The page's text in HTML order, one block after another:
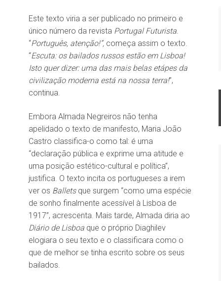
Este texto viria a ser publicado no primeiro e
único número da revista Portugal Futurista.
“Português, atenção!”, começa assim o texto.
“Escuta: os bailados russos estão em Lisboa!
Isto quer dizer: uma das mais belas etápes da
civilização moderna está na nossa terra!”,
continua.
Embora Almada Negreiros não tenha
apelidado o texto de manifesto, Maria João
Castro classifica-o como tal: é uma
“declaração pública e exprime uma atitude e
uma posição estético-cultural e política”,
justifica. O texto incita os portugueses a irem
ver os Balletsque surgem “como uma espécie
de sonho finalmente acessível à Lisboa de
1917”, acrescenta. Mais tarde, Almada diria ao
Diário de Lisboa que o próprio Diaghilev
elogiara o seu texto e o classificara como o
que de melhor se tinha escrito sobre os seus
bailados.